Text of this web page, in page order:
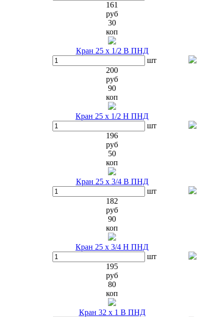
161
руб
30
коп
Кран 25 х 1/2 В ПНД
шт
200
руб
90
коп
Кран 25 х 1/2 Н ПНД
шт
196
руб
50
коп
Кран 25 х 3/4 В ПНД
шт
182
руб
90
коп
Кран 25 х 3/4 Н ПНД
шт
195
руб
80
коп
Кран 32 х 1 В ПНД